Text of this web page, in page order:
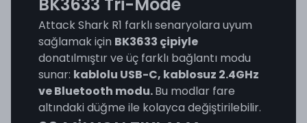
Attack Shark R1 farklı senaryolara uyum
sağlamak için BK3633 çipiyle
donatılmıştır ve üç farklı bağlantı modu
sunar: kablolu USB-C, kablosuz 2.4GHz
ve Bluetooth modu.Bu modlar fare
altındaki düğme ile kolayca değiştirilebilir.